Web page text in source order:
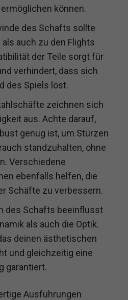
können.
des Schafts sollte
auch zu den Flights
der Teile sorgt für
verhindert, dass sich
des Spiels löst.
zeichnen sich
aus. Achte darauf,
genug ist, um Stürzen
standzuhalten, ohne
Verschiedene
ebenfalls helfen, die
Schäfte zu verbessern.
des Schafts beeinflusst
als auch die Optik.
deinen ästhetischen
und gleichzeitig eine
garantiert.
Ausführungen